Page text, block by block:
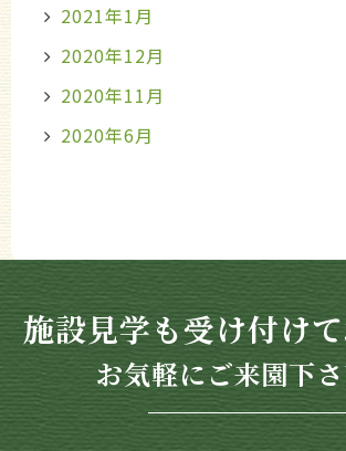
2021年1月
2020年12月
2020年11月
2020年6月
施設見学も受け付け
お気軽にご来園下